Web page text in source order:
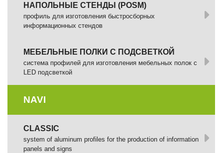
НАПОЛЬНЫЕ СТЕНДЫ (POSM)
профиль для изготовления быстросборных
информационных стендов
МЕБЕЛЬНЫЕ ПОЛКИ С ПОДСВЕТКОЙ
cистема профилей для изготовления мебельных полок с
LED подсветкой
NAVI
CLASSIC
system of aluminum profiles for the production of information
panels and signs